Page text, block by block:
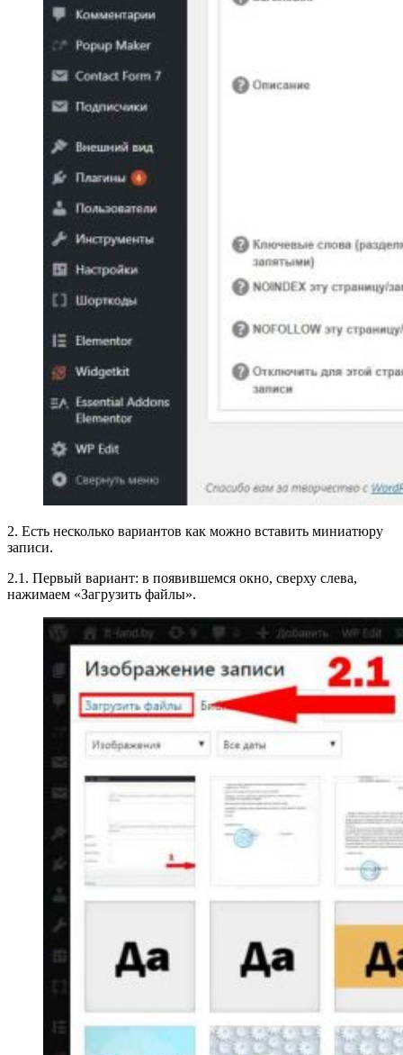
2. Есть несколько вариантов как можно вставить миниатюру
записи.
2.1. Первый вариант: в появившемся окно, сверху слева,
нажимаем «Загрузить файлы».